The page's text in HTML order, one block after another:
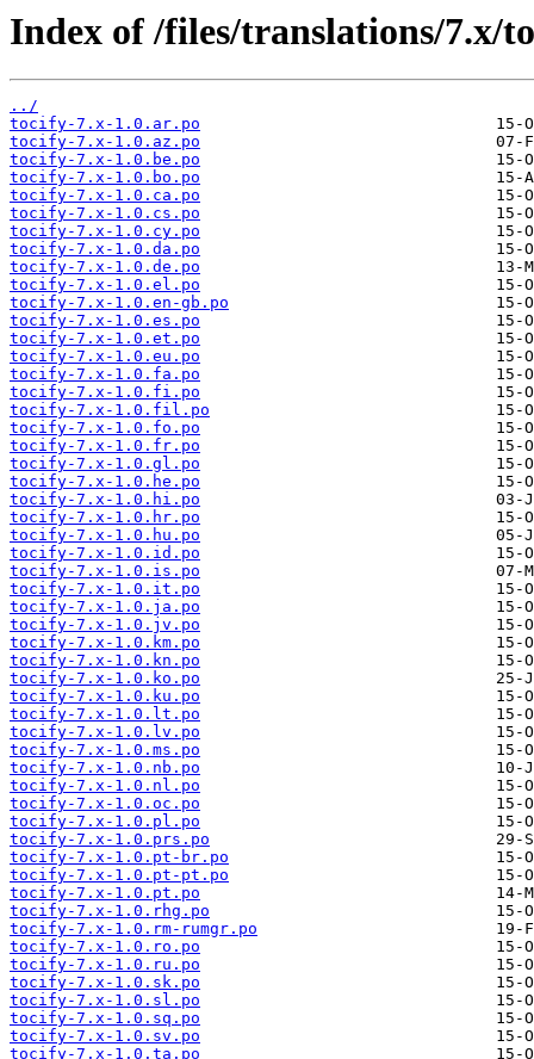
Index of /files/translations/7.x/
../
tocify-7.x-1.0.ar.po
tocify-7.x-1.0.az.po
tocify-7.x-1.0.be.po
tocify-7.x-1.0.bo.po
tocify-7.x-1.0.ca.po
tocify-7.x-1.0.cs.po
tocify-7.x-1.0.cy.po
tocify-7.x-1.0.da.po
tocify-7.x-1.0.de.po
tocify-7.x-1.0.el.po
tocify-7.x-1.0.en-gb.po
tocify-7.x-1.0.es.po
tocify-7.x-1.0.et.po
tocify-7.x-1.0.eu.po
tocify-7.x-1.0.fa.po
tocify-7.x-1.0.fi.po
tocify-7.x-1.0.fil.po
tocify-7.x-1.0.fo.po
tocify-7.x-1.0.fr.po
tocify-7.x-1.0.gl.po
tocify-7.x-1.0.he.po
tocify-7.x-1.0.hi.po
tocify-7.x-1.0.hr.po
tocify-7.x-1.0.hu.po
tocify-7.x-1.0.id.po
tocify-7.x-1.0.is.po
tocify-7.x-1.0.it.po
tocify-7.x-1.0.ja.po
tocify-7.x-1.0.jv.po
tocify-7.x-1.0.km.po
tocify-7.x-1.0.kn.po
tocify-7.x-1.0.ko.po
tocify-7.x-1.0.ku.po
tocify-7.x-1.0.lt.po
tocify-7.x-1.0.lv.po
tocify-7.x-1.0.ms.po
tocify-7.x-1.0.nb.po
tocify-7.x-1.0.nl.po
tocify-7.x-1.0.oc.po
tocify-7.x-1.0.pl.po
tocify-7.x-1.0.prs.po
tocify-7.x-1.0.pt-br.po
tocify-7.x-1.0.pt-pt.po
tocify-7.x-1.0.pt.po
tocify-7.x-1.0.rhg.po
tocify-7.x-1.0.rm-rumgr.po
tocify-7.x-1.0.ro.po
tocify-7.x-1.0.ru.po
tocify-7.x-1.0.sk.po
tocify-7.x-1.0.sl.po
tocify-7.x-1.0.sq.po
tocify-7.x-1.0.sv.po
tocify-7.x-1.0.ta.po